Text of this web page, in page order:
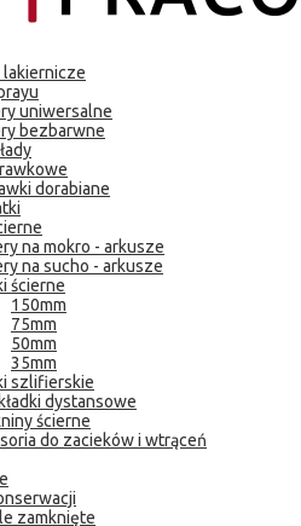
lakiernicze
uniwersalne
bezbarwne
dorabiane
na mokro - arkusze
na sucho - arkusze
ścierne
150mm
75mm
50mm
35mm
szlifierskie
dystansowe
ścierne
do zacieków i wtrąceń
zamknięte